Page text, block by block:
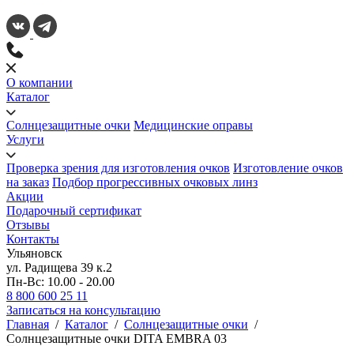
О компании
Каталог
Солнцезащитные очки Медицинские оправы
Услуги
Проверка зрения для изготовления очков Изготовление очков
на заказ Подбор прогрессивных очковых линз
Акции
Подарочный сертификат
Отзывы
Контакты
Ульяновск
ул. Радищева 39 к.2
Пн-Вс: 10.00 - 20.00
8 800 600 25 11
Записаться на консультацию
Главная / Каталог / Солнцезащитные очки /
Солнцезащитные очки DITA EMBRA 03